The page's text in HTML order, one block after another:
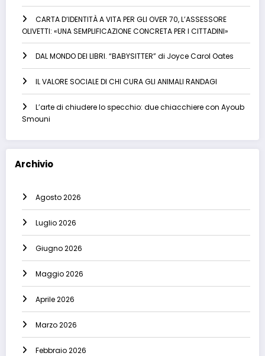
CARTA D’IDENTITÀ A VITA PER GLI OVER 70, L’ASSESSORE
OLIVETTI: «UNA SEMPLIFICAZIONE CONCRETA PER I CITTADINI»
DAL MONDO DEI LIBRI. “BABYSITTER” di Joyce Carol Oates
IL VALORE SOCIALE DI CHI CURA GLI ANIMALI RANDAGI
L’arte di chiudere lo specchio: due chiacchiere con Ayoub
Smouni
Archivio
Agosto 2026
Luglio 2026
Giugno 2026
Maggio 2026
Aprile 2026
Marzo 2026
Febbraio 2026